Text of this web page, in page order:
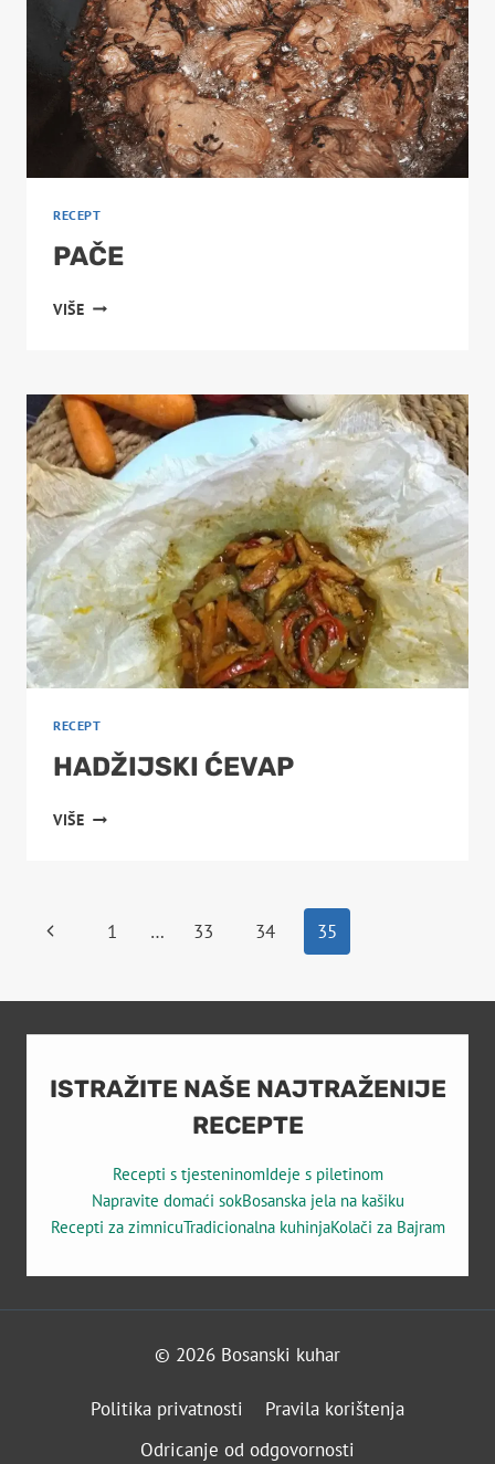
RECEPT
PAČE
VIŠEPAČE
RECEPT
HADŽIJSKI ĆEVAP
VIŠEHADŽIJSKI
PAGE
Previous 1 … 33 34 35
ISTRAŽITE NAŠE NAJTRAŽENIJE
RECEPTE
Recepti s tjesteninomIdeje s piletinom
Napravite domaći sokBosanska jela na kašiku
Recepti za zimnicuTradicionalna kuhinjaKolači za Bajram
© 2026 Bosanski kuhar
Politika privatnosti
Pravila korištenja
Odricanje od odgovornosti